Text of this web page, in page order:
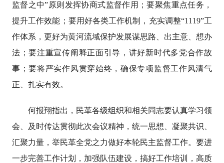
监督之中”原则发挥协商式监督作用；要聚焦重点任务，
提升工作效能；要用好各类工作机制，充实调整“1119”工
作体系，更好为黄河流域保护发展谋思路、出主意、想办
法；要注重宣传阐释正面引导，讲好新时代多党合作故
事；要将严实作风贯穿始终，确保专项监督工作风清气
正、扎实有效。
何报翔指出，民革各级组织和相关同志要认真学习领
会、及时传达贯彻此次会议精神，统一思想、凝聚共识、
汇聚力量，举民革全党之力做好本轮民主监督工作。要进
一步完善工作计划，加强队伍建设，搞好工作培训，高质